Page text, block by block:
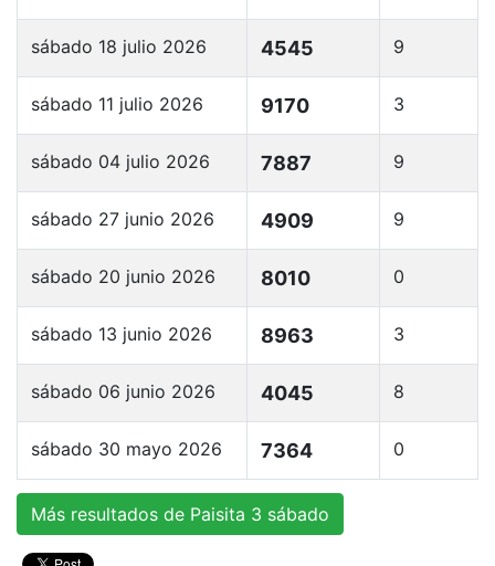
sábado 18 julio 2026 4545 9
sábado 11 julio 2026 9170 3
sábado 04 julio 2026 7887 9
sábado 27 junio 2026 4909 9
sábado 20 junio 2026 8010 0
sábado 13 junio 2026 8963 3
sábado 06 junio 2026 4045 8
sábado 30 mayo 2026 7364 0
Más resultados de Paisita 3 sábado